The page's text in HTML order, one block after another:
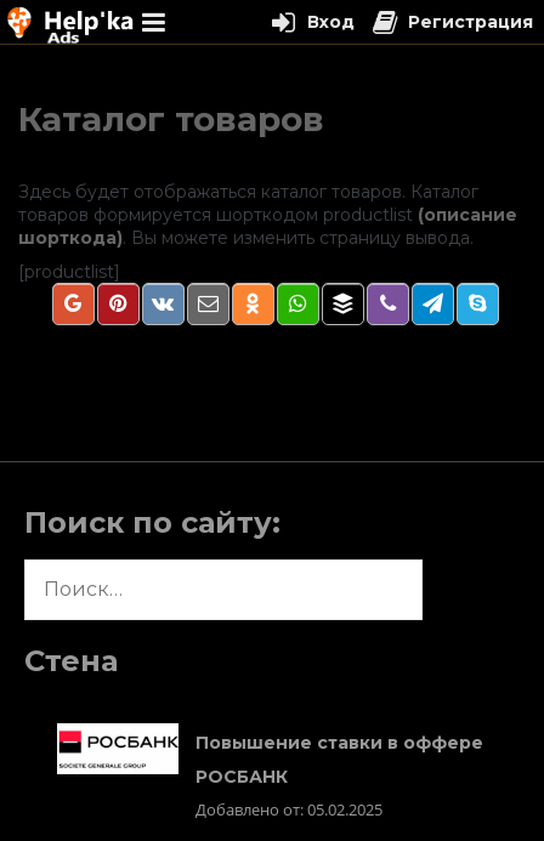
содержимому
Каталог товаров
Здесь будет отображаться каталог товаров. Каталог
товаров формируется шорткодом productlist (описание
шорткода). Вы можете изменить страницу вывода.
[productlist]
Поиск по сайту:
Стена
Повышение ставки в оффере
РОСБАНК
Добавлено от: 05.02.2025
Вход Регистрация